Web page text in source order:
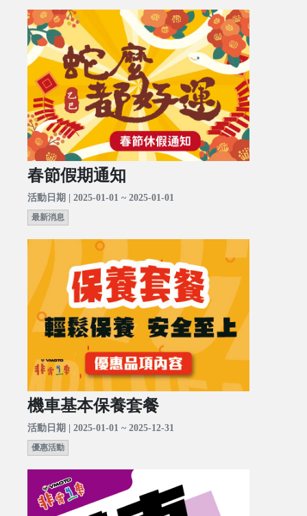
春節假期通知
活動日期 | 2025-01-01 ~ 2025-01-01
最新消息
機車基本保養套餐
活動日期 | 2025-01-01 ~ 2025-12-31
優惠活動